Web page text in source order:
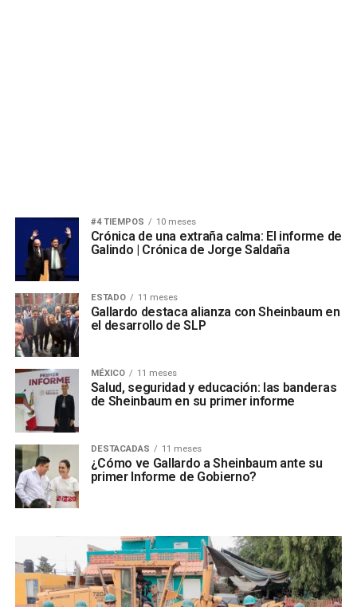
#4 TIEMPOS 10 meses
Crónica de una extraña calma: El informe de
Galindo | Crónica de Jorge Saldaña
ESTADO 11 meses
Gallardo destaca alianza con Sheinbaum en
el desarrollo de SLP
MÉXICO 11 meses
Salud, seguridad y educación: las banderas
de Sheinbaum en su primer informe
DESTACADAS 11 meses
¿Cómo ve Gallardo a Sheinbaum ante su
primer Informe de Gobierno?